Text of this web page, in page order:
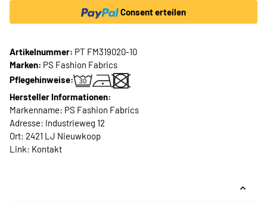
Consent erteilen
Artikelnummer: PT FM319020-10
Marken: PS Fashion Fabrics
Pflegehinweise:
Hersteller Informationen:
Markenname: PS Fashion Fabrics
Adresse: Industrieweg 12
Ort: 2421 LJ Nieuwkoop
Link: Kontakt